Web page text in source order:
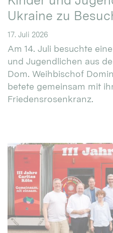
Ukraine zu
17. Juli 2026
Am 14. Juli besuchte
und Jugendlichen aus
Dom. Weihbischof
betete gemeinsam mit
Friedensrosenkranz.